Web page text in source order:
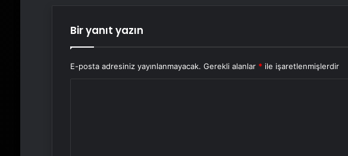
Bir yanıt yazın
E-posta adresiniz yayınlanmayacak. Gerekli alanlar * ile işaretlenmişlerdir